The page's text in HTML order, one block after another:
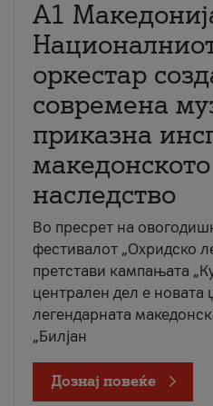
А1
оркестар
современа
приказна
наследство
Во пресрет на
фестивалот „Охридско
претстави кампањата
централен дел е новата
легендарната
„Билјан
Дознај повеќе